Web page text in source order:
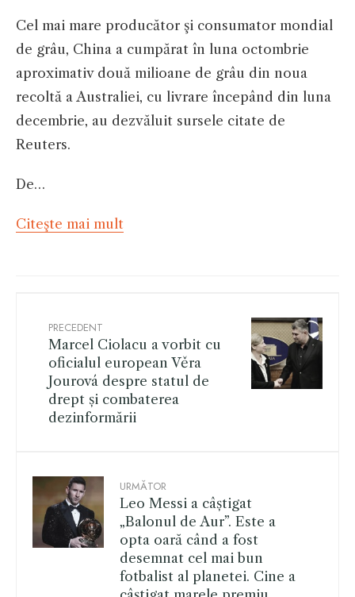
Cel mai mare producător şi consumator mondial
de grâu, China a cumpărat în luna octombrie
aproximativ două milioane de grâu din noua
recoltă a Australiei, cu livrare începând din luna
decembrie, au dezvăluit sursele citate de
Reuters.
De…
Citeşte mai mult
PRECEDENT
Marcel Ciolacu a vorbit cu
oficialul european Věra
Jourová despre statul de
drept și combaterea
dezinformării
URMĂTOR
Leo Messi a câștigat
„Balonul de Aur”. Este a
opta oară când a fost
desemnat cel mai bun
fotbalist al planetei. Cine a